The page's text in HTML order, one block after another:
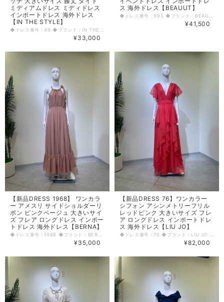
ミディアムドレス ミディドレス
インポートドレス 海外ドレス
【IN THE STYLE】
¥33,000
ス 海外ドレス【BEAUUT】
¥41,500
【新品DRESS 1968】 ワンカラ
ー アメスリ サイドショルダーリ
ボン ピンクベージュ 大きいサイ
ズ フレア ロングドレス インポー
トドレス 海外ドレス【BERNA】
¥35,000
【新品DRESS 76】ワンカラー
シフォン アシンメトリーフリル
レッドピンク 大きいサイズ フレ
ア ロングドレス インポートドレ
ス 海外ドレス【LIU JO】
¥82,000